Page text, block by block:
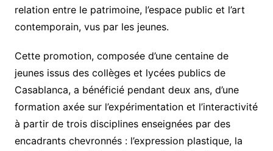
relation entre le patrimoine, l’espace public et l’art
contemporain, vus par les jeunes.
Cette promotion, composée d’une centaine de
jeunes issus des collèges et lycées publics de
Casablanca, a bénéficié pendant deux ans, d’une
formation axée sur l’expérimentation et l’interactivité
à partir de trois disciplines enseignées par des
encadrants chevronnés : l’expression plastique, la